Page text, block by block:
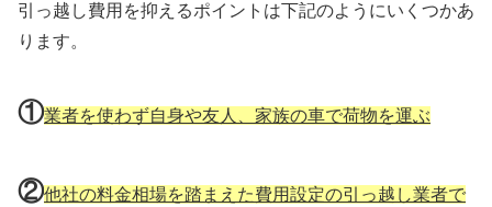
引っ越し費用を抑えるポイントは下記のようにいくつかあ
ります。
①業者を使わず自身や友人、家族の車で荷物を運ぶ
②他社の料金相場を踏まえた費用設定の引っ越し業者で